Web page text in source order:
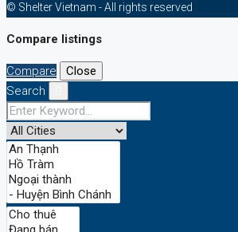
© Shelter Vietnam - All rights reserved
Compare listings
Compare
Close
Search